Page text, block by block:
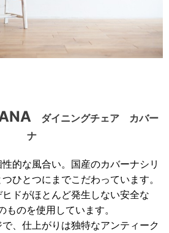
ダイニングチェア カバー
ナ
的な風合い。国産のカバーナシリ
ひとつにまでこだわっています。
ドがほとんど発生しない安全な
を使用しています。
、仕上がりは独特なアンティーク